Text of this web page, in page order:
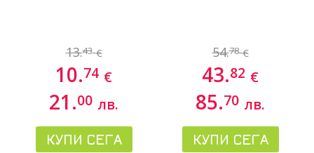
13.43 €
10.74 €
21.00 лв.
КУПИ СЕГА
54.78 €
43.82 €
85.70 лв.
КУПИ СЕГА